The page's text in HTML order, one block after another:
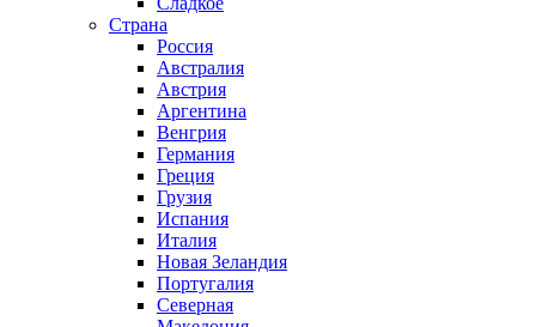
Страна
Россия
Австралия
Австрия
Аргентина
Венгрия
Германия
Греция
Грузия
Испания
Италия
Новая Зеландия
Португалия
Северная